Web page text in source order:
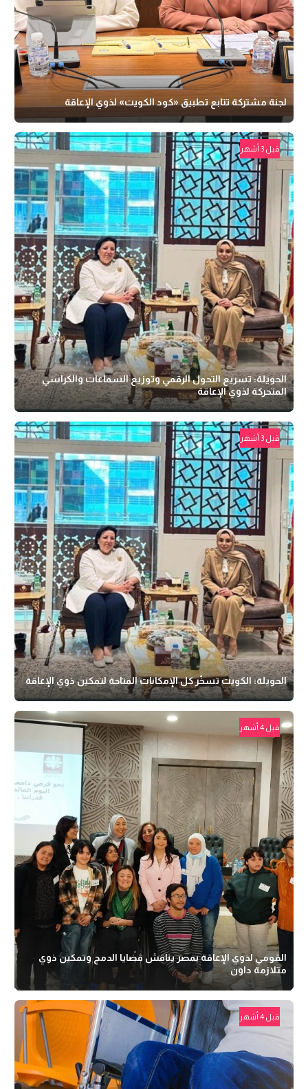
لجنة مشتركة تتابع تطبيق «كود الكويت» لذوي الإعاقة
قبل 3 أشهر
الحويلة: تسريع التحول الرقمي وتوزيع السماعات والكراسي
المتحركة لذوي الإعاقة
قبل 3 أشهر
الحويلة: الكويت تسخّر كل الإمكانات المتاحة لتمكين ذوي الإعاقة
قبل 4 أشهر
القومي لذوي الإعاقة بمصر يناقش قضايا الدمج وتمكين ذوي
متلازمة داون
قبل 4 أشهر